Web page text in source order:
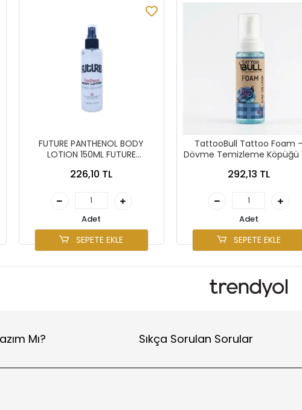
FUTURE PANTHENOL BODY
LOTION 150ML FUTURE
226,10 TL
Adet
SEPETE EKLE
TattooBull Tattoo Foam -
Dövme Temizleme Köpüğü
292,13 TL
Adet
SEPETE EKLE
Mı? Sıkça Sorulan Sorular